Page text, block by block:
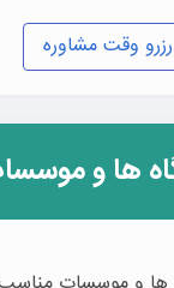
رزرو وقت مشاوره
ها و